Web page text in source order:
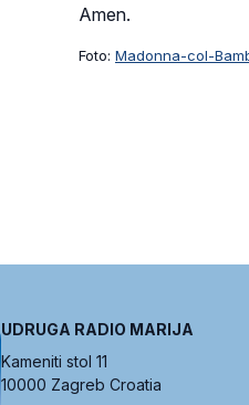
Amen.
Foto: Madonna-col-
UDRUGA RADIO MARIJA
Kameniti stol 11
10000 Zagreb Croatia